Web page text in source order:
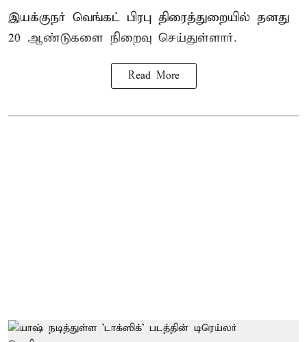
இயக்குநர் வெங்கட் பிரபு திரைத்துறையில் தனது
20 ஆண்டுகளை நிறைவு செய்துள்ளார்.
Read More